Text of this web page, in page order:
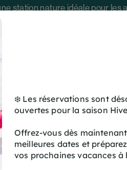
❄️ Les réservations sont
ouvertes pour la saison
Offrez-vous dès
meilleures dates et
vos prochaines vacances à
station nature idéale pour les
d’Europe
biathlon